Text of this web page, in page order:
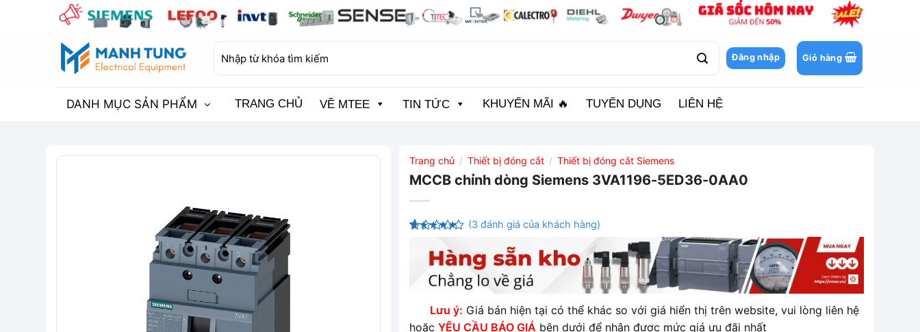
kiếm:
Đăng nhập Giỏ hàng
DANH MỤC SẢN PHẨM TRANG CHỦ VỀ MTEE TIN TỨC KHUYẾN MÃI 🔥 TUYỂN DỤNG LIÊN HỆ
Trang chủ / Thiết bị đóng cắt / Thiết bị đóng cắt Siemens
MCCB chỉnh dòng Siemens 3VA1196-5ED36-0AA0
trên
5 dựa trên
đánh giá
(3 đánh giá của khách hàng)
Lưu ý: Giá bán hiện tại có thể khác so với giá hiển thị trên website, vui lòng liên hệ
hoặcYÊU CẦU BÁO GIÁ bên dưới để nhận được mức giá ưu đãi nhất